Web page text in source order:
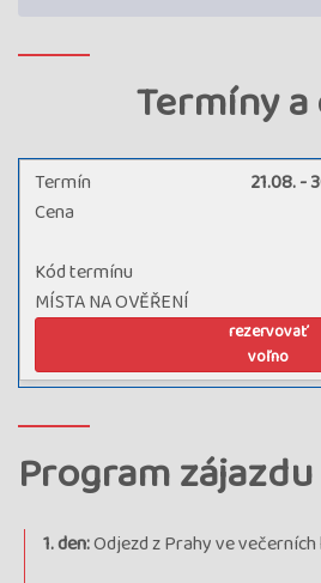
Termíny
Termín 21.08. -
MÍSTA NA OVĚŘENÍ
Kód termínu
Cena
rezervovať
voľno
Program zájazdu
1. den:Odjezd z Prahy ve večerních